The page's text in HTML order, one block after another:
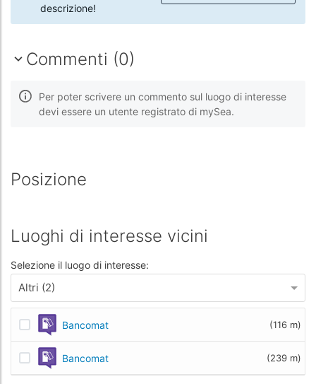
descrizione!
Commenti (0)
Per poter scrivere un commento sul luogo di interesse
devi essere un utente registrato di mySea.
Posizione
Luoghi di interesse vicini
Selezione il luogo di interesse:
Altri (2)
Bancomat (116 m)
Bancomat (239 m)